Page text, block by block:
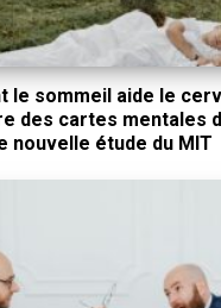
le sommeil aide le
des cartes mentales
nouvelle étude du MIT